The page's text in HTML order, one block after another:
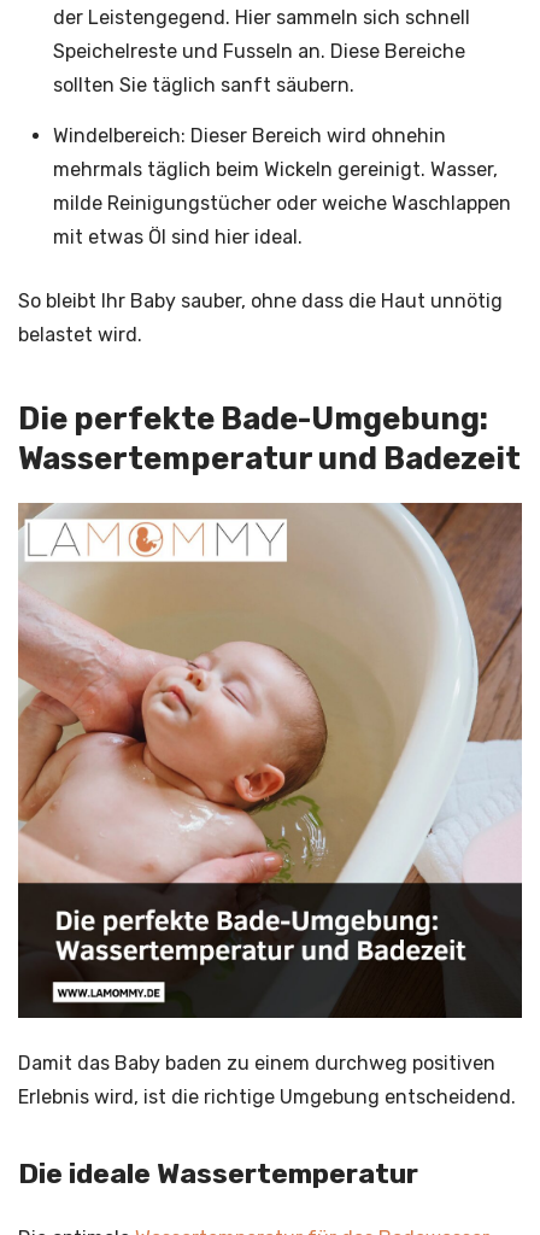
der Leistengegend. Hier sammeln sich schnell
Speichelreste und Fusseln an. Diese Bereiche
sollten Sie täglich sanft säubern.
Windelbereich: Dieser Bereich wird ohnehin
mehrmals täglich beim Wickeln gereinigt. Wasser,
milde Reinigungstücher oder weiche Waschlappen
mit etwas Öl sind hier ideal.
So bleibt Ihr Baby sauber, ohne dass die Haut unnötig
belastet wird.
Die perfekte Bade-Umgebung:
Wassertemperatur und Badezeit
Damit das Baby baden zu einem durchweg positiven
Erlebnis wird, ist die richtige Umgebung entscheidend.
Die ideale Wassertemperatur